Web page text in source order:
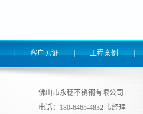
| 客户见证 | 工程案例 |
佛山市永穗不锈钢有限公司
电话：180-6465-4832 韦经理